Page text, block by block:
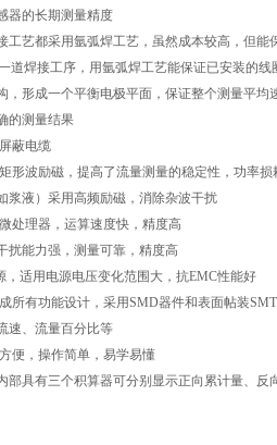
器的长期测量精度
艺都采用氩弧焊工艺，虽然成本较高，但能
道焊接工序，用氩弧焊工艺能保证已安装的线
形成一个平衡电极平面，保证整个测量平
的测量结果
蔽电缆
形波励磁，提高了流量测量的稳定性，功率损
浆液）采用高频励磁，消除杂波干扰
处理器，运算速度快，精度高
扰能力强，测量可靠，精度高
适用电源电压变化范围大，抗EMC性能好
所有功能设计，采用SMD器件和表面帖装
速、流量百分比等
便，操作简单，易学易懂
具有三个积算器可分别显示正向累计量、